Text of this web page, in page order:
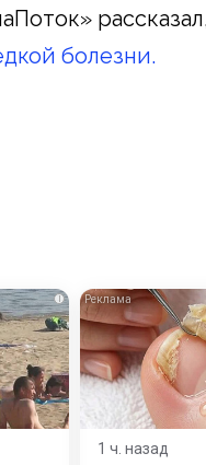
болезни.
i
1 ч. назад